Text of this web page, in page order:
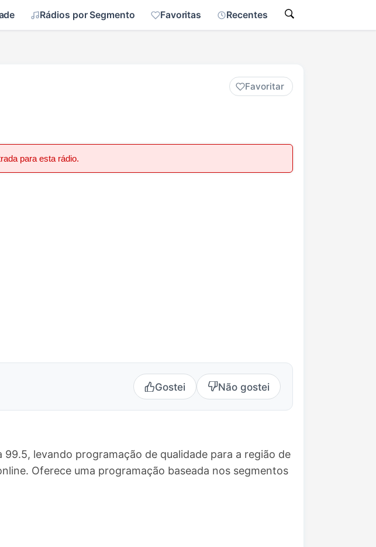
Rádios por Segmento Favoritas Recentes
Favoritar
para esta rádio.
Gostei Não gostei
levando programação de qualidade para a região de
Oferece uma programação baseada nos segmentos